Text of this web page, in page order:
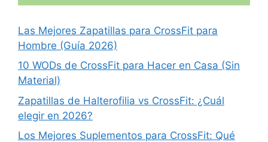
Las Mejores Zapatillas para CrossFit para
Hombre (Guía 2026)
10 WODs de CrossFit para Hacer en Casa (Sin
Material)
Zapatillas de Halterofilia vs CrossFit: ¿Cuál
elegir en 2026?
Los Mejores Suplementos para CrossFit: Qué